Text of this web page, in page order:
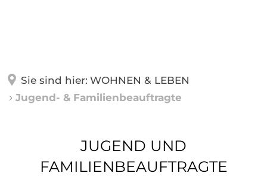
Ortsbürgermeister
Gemeindehaus
Seniorenbeauftragte
Jugend- & Familienbeauftragte
Jugendraum
GEWERBE
Sie sind hier: WOHNEN & LEBEN
Jugend- & Familienbeauftragte
JUGEND UND
FAMILIENBEAUFTRAGTE